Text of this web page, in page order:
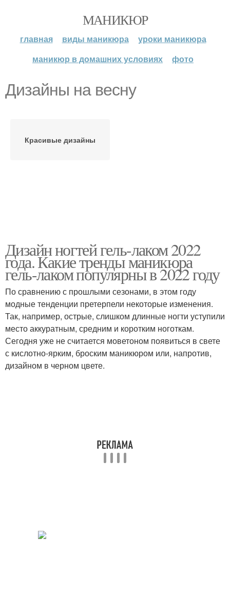
МАНИКЮР
главная виды маникюра
уроки маникюра
маникюр в домашних условиях
фото
Дизайны на весну
Красивые дизайны
Дизайн ногтей гель-лаком 2022
года. Какие тренды маникюра
гель-лаком популярны в 2022 году
По сравнению с прошлыми сезонами, в этом году
модные тенденции претерпели некоторые изменения.
Так, например, острые, слишком длинные ногти уступили
место аккуратным, средним и коротким ноготкам.
Сегодня уже не считается моветоном появиться в свете
с кислотно-ярким, броским маникюром или, напротив,
дизайном в черном цвете.